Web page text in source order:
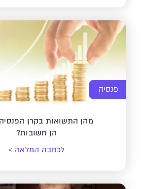
פנסיה
מהן התשואות בקרן
הן חשובות?
לכתבה המלאה >